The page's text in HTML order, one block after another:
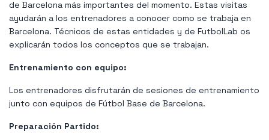
de Barcelona más importantes del momento. Estas visitas
ayudarán a los entrenadores a conocer como se trabaja en
Barcelona. Técnicos de estas entidades y de FutbolLab os
explicarán todos los conceptos que se trabajan.
Entrenamiento con equipo:
Los entrenadores disfrutarán de sesiones de entrenamiento
junto con equipos de Fútbol Base de Barcelona.
Preparación Partido: